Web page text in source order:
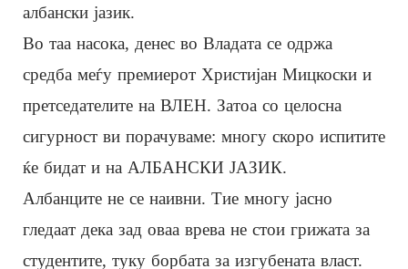
албански јазик.
Во таа насока, денес во Владата се одржа
средба меѓу премиерот Христијан Мицкоски и
претседателите на ВЛЕН. Затоа со целосна
сигурност ви порачуваме: многу скоро испитите
ќе бидат и на АЛБАНСКИ ЈАЗИК.
Албанците не се наивни. Тие многу јасно
гледаат дека зад оваа врева не стои грижата за
студентите, туку борбата за изгубената власт.